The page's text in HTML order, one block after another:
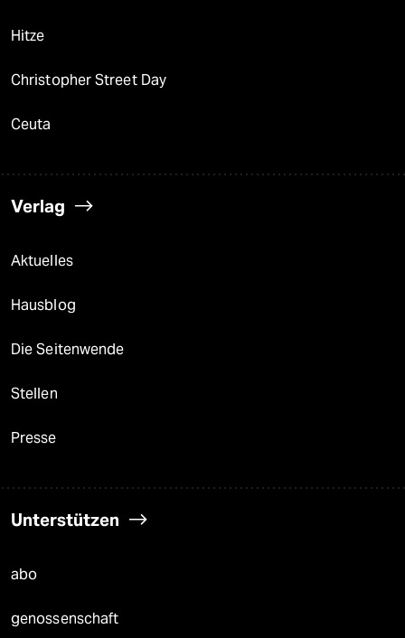
Hitze
Christopher Street Day
Ceuta
Verlag
Aktuelles
Hausblog
Die Seitenwende
Stellen
Presse
Unterstützen
abo
genossenschaft